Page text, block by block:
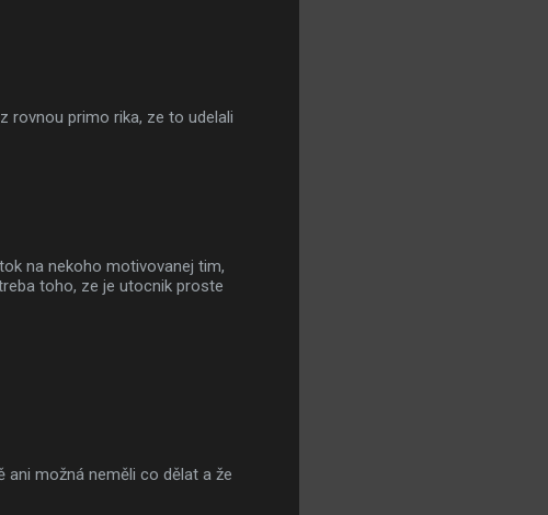
rovnou primo rika, ze to udelali
na nekoho motivovanej tim,
toho, ze je utocnik proste
možná neměli co dělat a že